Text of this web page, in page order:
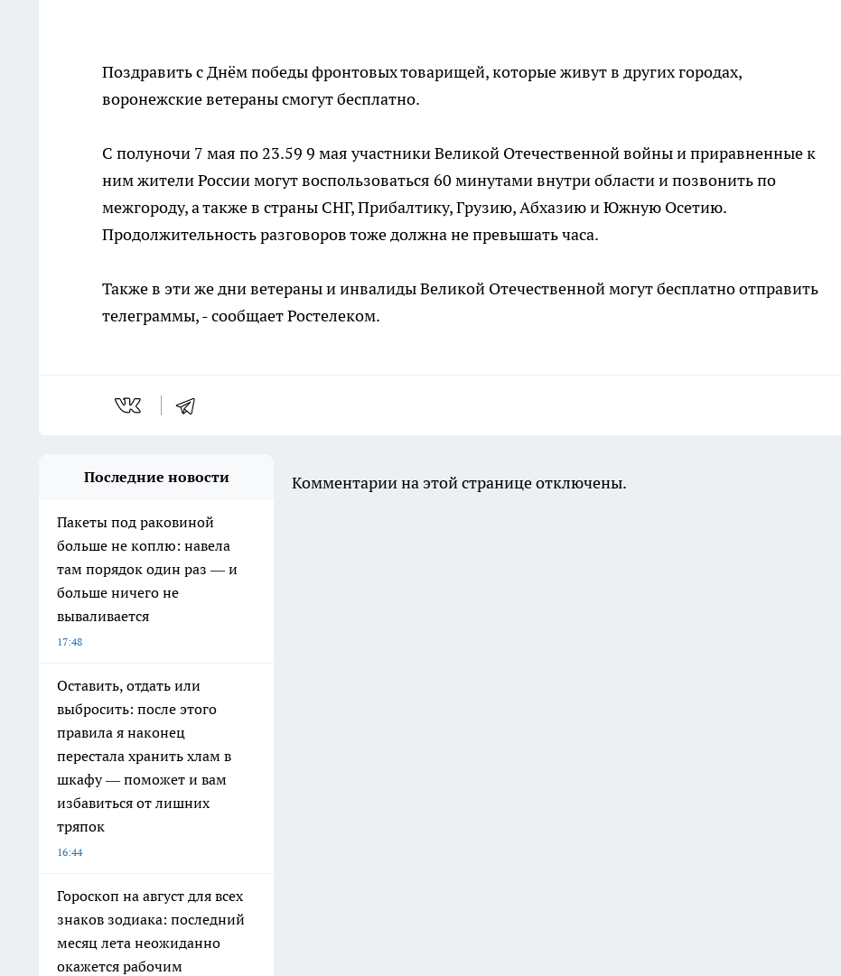
Поздравить с Днём победы фронтовых товарищей, которые живут в других городах,
воронежские ветераны смогут бесплатно.
С полуночи 7 мая по 23.59 9 мая участники Великой Отечественной войны и приравненные к
ним жители России могут воспользоваться 60 минутами внутри области и позвонить по
межгороду, а также в страны СНГ, Прибалтику, Грузию, Абхазию и Южную Осетию.
Продолжительность разговоров тоже должна не превышать часа.
Также в эти же дни ветераны и инвалиды Великой Отечественной могут бесплатно отправить
телеграммы, - сообщает Ростелеком.
Последние новости
Пакеты под раковиной
больше не коплю: навела
там порядок один раз — и
больше ничего не
вываливается
17:48
Оставить, отдать или
выбросить: после этого
правила я наконец
перестала хранить хлам в
шкафу — поможет и вам
избавиться от лишних
тряпок
16:44
Гороскоп на август для всех
знаков зодиака: последний
месяц лета неожиданно
окажется рабочим
Комментарии на этой странице отключены.